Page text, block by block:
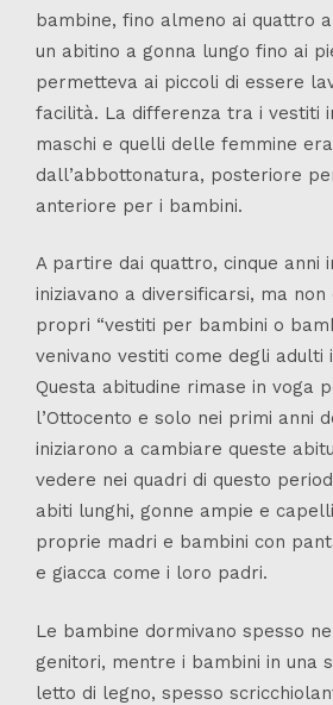
bambine, fino almeno ai quattro
un abitino a gonna lungo fino ai
permetteva ai piccoli di essere
facilità. La differenza tra i vestiti
maschi e quelli delle femmine
dall’abbottonatura, posteriore
anteriore per i bambini.
A partire dai quattro, cinque anni
iniziavano a diversificarsi, ma
propri “vestiti per bambini o
venivano vestiti come degli adulti
Questa abitudine rimase in voga
l’Ottocento e solo nei primi anni
iniziarono a cambiare queste
vedere nei quadri di questo
abiti lunghi, gonne ampie e
proprie madri e bambini con
e giacca come i loro padri.
Le bambine dormivano spesso
genitori, mentre i bambini in una
letto di legno, spesso